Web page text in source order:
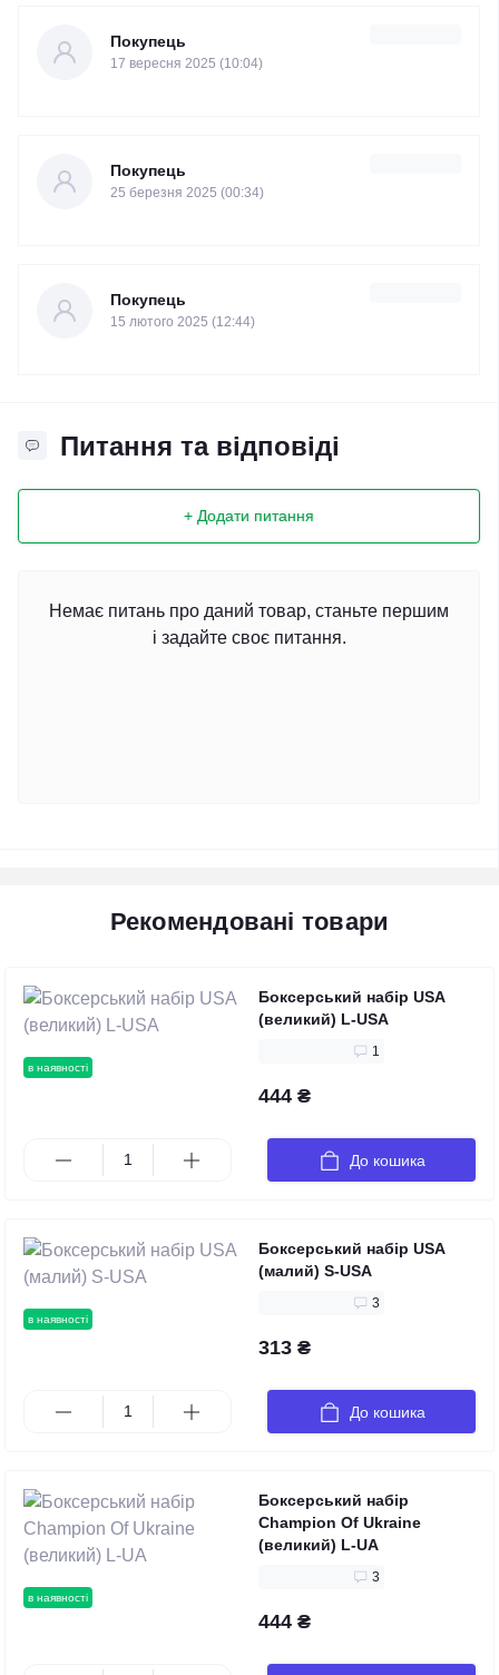
Покупець
17 вересня 2025 (10:04)
Покупець
25 березня 2025 (00:34)
Покупець
15 лютого 2025 (12:44)
Питання та відповіді
+ Додати питання
Немає питань про даний товар, станьте першим
і задайте своє питання.
Рекомендовані товари
в наявності
Боксерський набір USA
(великий) L-USA
1
444 ₴
До кошика
в наявності
Боксерський набір USA
(малий) S-USA
3
313 ₴
До кошика
в наявності
Боксерський набір
Champion Of Ukraine
(великий) L-UA
3
444 ₴